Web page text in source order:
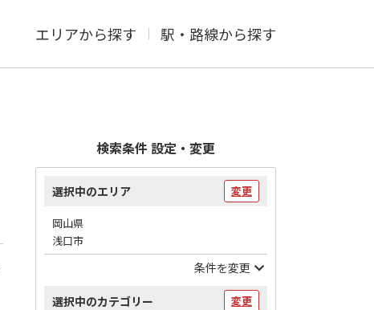
エリアから探す 駅・路線から探す
検索条件 設定・変更
選択中のエリア 変更
岡山県
浅口市
条件を変更
選択中のカテゴリー 変更